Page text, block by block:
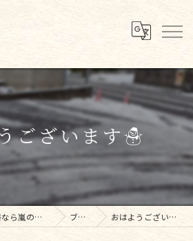
ございます☃
新潟県新潟市の岩盤浴なら嵐の湯新潟西店 ブログ おはようございます☃